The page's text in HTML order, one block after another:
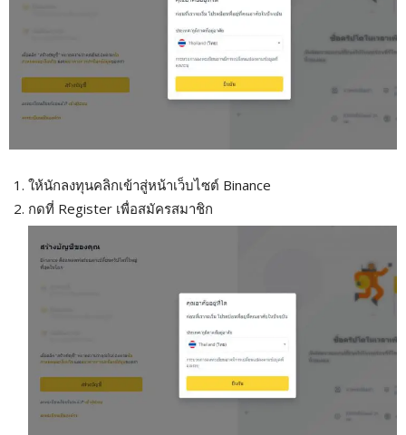
ให้นักลงทุนคลิกเข้าสู่หน้าเว็บไซต์ Binance
กดที่ Register เพื่อสมัครสมาชิก